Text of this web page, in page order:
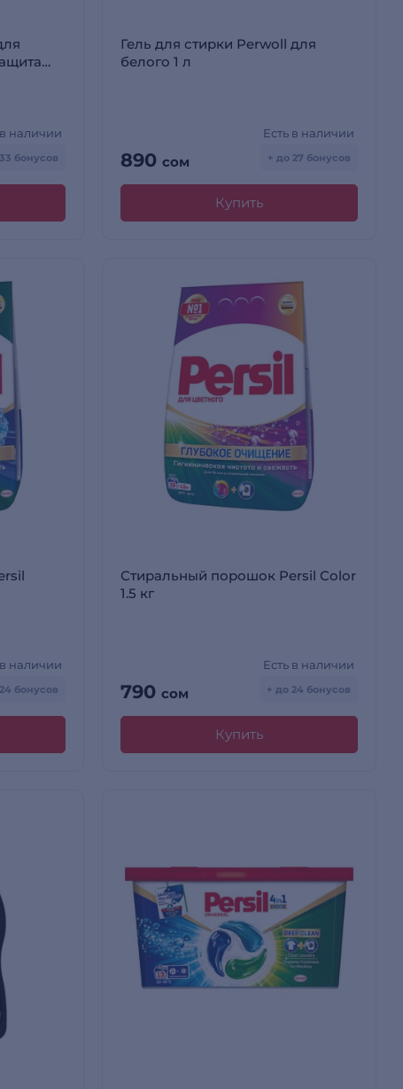
наличии
бонусов
Гель для стирки Perwoll для
белого 1 л
890сом
Есть в наличии
+ до 27 бонусов
Купить
наличии
бонусов
Стиральный порошок Persil Color
1.5 кг
790сом
Есть в наличии
+ до 24 бонусов
Купить